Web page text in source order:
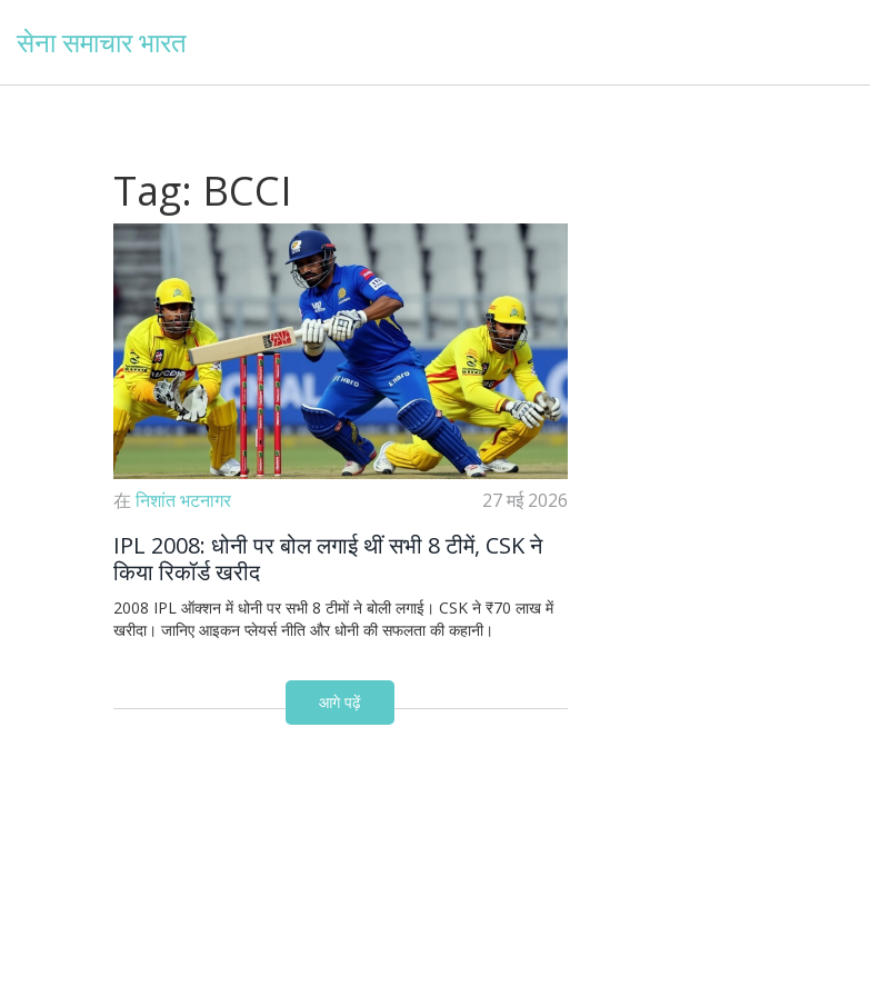
सेना समाचार भारत
Tag: BCCI
在 निशांत भटनागर 27 मई 2026
IPL 2008: धोनी पर बोल लगाई थीं सभी 8 टीमें, CSK ने
किया रिकॉर्ड खरीद
2008 IPL ऑक्शन में धोनी पर सभी 8 टीमों ने बोली लगाई। CSK ने ₹70 लाख में
खरीदा। जानिए आइकन प्लेयर्स नीति और धोनी की सफलता की कहानी।
आगे पढ़ें